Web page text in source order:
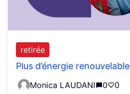
Plus d’énergie renouvelable
retirée
Monica LAUDANI 0 0